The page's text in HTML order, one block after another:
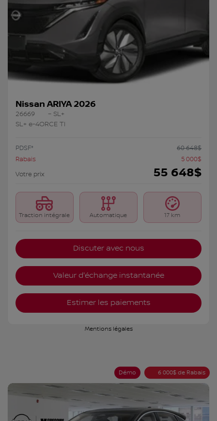
Nissan ARIYA 2026
26669
– SL+
SL+ e-4ORCE TI
PDSF* 60 648$
Rabais
5 000$
Votre prix
55 648$
Traction intégrale Automatique 17 km
Discuter avec nous
Valeur d'échange instantanée
Estimer les paiements
Mentions légales
Démo 6 000$ de Rabais